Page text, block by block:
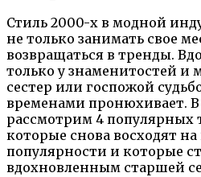
Стиль 2000-х в модной
не только занимать свое
возвращаться в тренды.
только у знаменитостей и
сестер или госпожой
временами пронюхивает.
рассмотрим 4 популярных
которые снова восходят
популярности и которые
вдохновленным старшей